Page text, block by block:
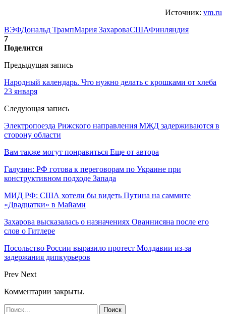
Источник: vm.ru
ВЭФДональд ТрампМария ЗахароваСШАФинляндия
7
Поделится
Предыдущая запись
Народный календарь. Что нужно делать с крошками от хлеба
23 января
Следующая запись
Электропоезда Рижского направления МЖД задерживаются в
сторону области
Вам также могут понравиться Еще от автора
Галузин: РФ готова к переговорам по Украине при
конструктивном подходе Запада
МИД РФ: США хотели бы видеть Путина на саммите
«Двадцатки» в Майами
Захарова высказалась о назначениях Ованнисяна после его
слов о Гитлере
Посольство России выразило протест Молдавии из-за
задержания дипкурьеров
Prev Next
Комментарии закрыты.